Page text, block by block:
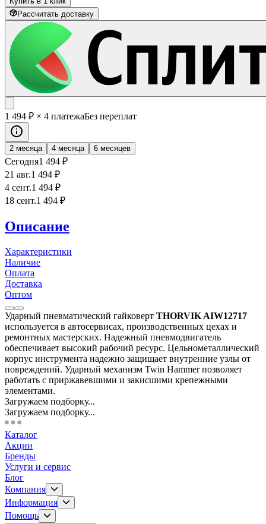
Рассчитать доставку
1 494 ₽ × 4 платежаБез переплат
2 месяца 4 месяца 6 месяцев
Сегодня1 494 ₽
21 авг.1 494 ₽
4 сент.1 494 ₽
18 сент.1 494 ₽
Описание
Характеристики
Наличие
Оплата
Доставка
Оптом
Ударный пневматический гайковерт THORVIK AIW12717
используется в автосервисах, производственных цехах и
ремонтных мастерских. Надежный пневмодвигатель
обеспечивает высокий рабочий ресурс. Цельнометаллический
корпус инструмента надежно защищает внутренние узлы от
повреждений. Ударный механизм Twin Hammer позволяет
работать с приржавевшими и закисшими крепежными
элементами.
Загружаем подборку...
Загружаем подборку...
Каталог
Акции
Бренды
Услуги и сервис
Блог
Компания
Информация
Помощь